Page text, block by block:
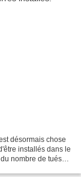
désormais chose
installés dans le
nombre de tués